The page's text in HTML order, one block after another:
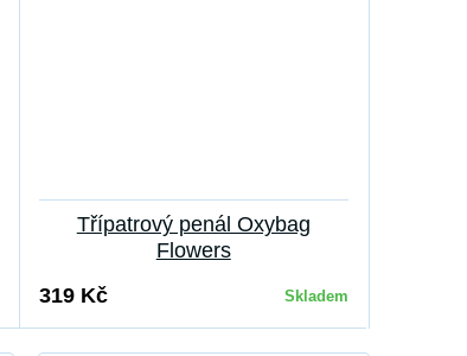
Třípatrový penál Oxybag
Flowers
319 Kč
Skladem